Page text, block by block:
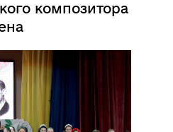
композитора